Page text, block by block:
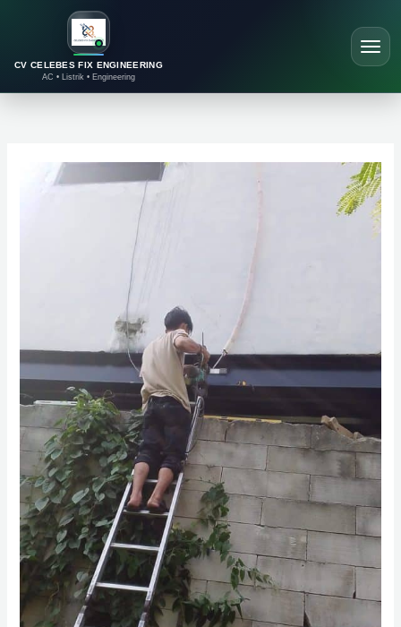
CV CELEBES FIX ENGINEERING
AC • Listrik • Engineering